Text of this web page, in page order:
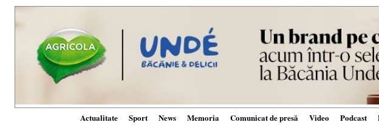
Actualitate Sport News Memoria Comunicat de presă Video Podcast